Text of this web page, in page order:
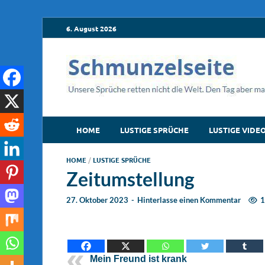
6. August 2026
HOME LUSTIGE SPRÜCHE LUSTIGE
HOME /LUSTIGE SPRÜCHE
Zeitumstellung
27. Oktober 2023 - Hinterlasse einen Kommentar
Mein Freund ist krank